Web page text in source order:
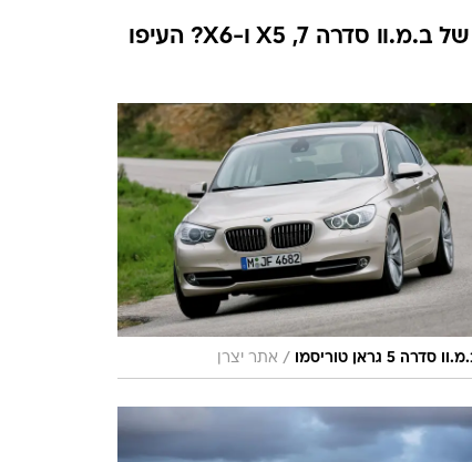
פוטו רצח
העברת בעלות
טוטאלוס
כתבו לנו
אביזרים לרכב
איך תראה מכונית המשלבת את כל תפישות החיים של ב.מ.וו סדרה 7, X5 ו-X6? העיפו
סדרה 5 גראן טוריסמו / אתר יצרן